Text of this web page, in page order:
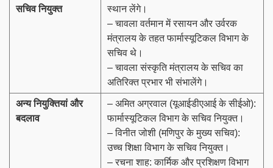
सचिव नियुक्त
स्थान लेंगे।
– चावला वर्तमान में रसायन और उर्वरक
मंत्रालय के तहत फार्मास्यूटिकल विभाग के
सचिव थे।
– चावला संस्कृति मंत्रालय के सचिव का
अतिरिक्त प्रभार भी संभालेंगे।
अन्य नियुक्तियां और
बदलाव
– अमित अग्रवाल (यूआईडीएआई के सीईओ):
फार्मास्यूटिकल विभाग के सचिव नियुक्त।
– विनीत जोशी (मणिपुर के मुख्य सचिव):
उच्च शिक्षा विभाग के सचिव नियुक्त।
– रचना शाह: कार्मिक और प्रशिक्षण विभाग